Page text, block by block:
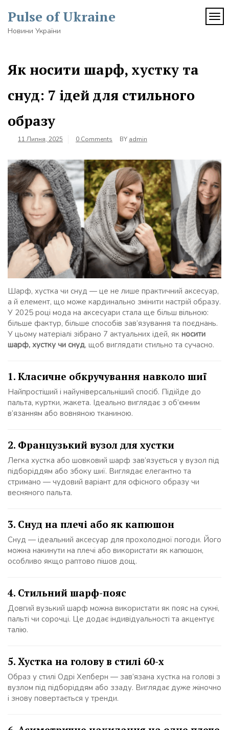
content
Pulse of Ukraine
Новини України
Як носити шарф, хустку та
снуд: 7 ідей для стильного
образу
11 Липня, 2025 0 Comments BY admin
Шарф, хустка чи снуд — це не лише практичний аксесуар,
а й елемент, що може кардинально змінити настрій образу.
У 2025 році мода на аксесуари стала ще більш вільною:
більше фактур, більше способів зав’язування та поєднань.
У цьому матеріалі зібрано 7 актуальних ідей, як носити
шарф, хустку чи снуд, щоб виглядати стильно та сучасно.
1. Класичне обкручування навколо шиї
Найпростіший і найуніверсальніший спосіб. Підійде до
пальта, куртки, жакета. Ідеально виглядає з об’ємним
в’язанням або вовняною тканиною.
2. Французький вузол для хустки
Легка хустка або шовковий шарф зав’язується у вузол під
підборіддям або збоку шиї. Виглядає елегантно та
стримано — чудовий варіант для офісного образу чи
весняного пальта.
3. Снуд на плечі або як капюшон
Снуд — ідеальний аксесуар для прохолодної погоди. Його
можна накинути на плечі або використати як капюшон,
особливо якщо раптово пішов дощ.
4. Стильний шарф-пояс
Довгий вузький шарф можна використати як пояс на сукні,
пальті чи сорочці. Це додає індивідуальності та акцентує
талію.
5. Хустка на голову в стилі 60-х
Образ у стилі Одрі Хепберн — зав’язана хустка на голові з
вузлом під підборіддям або ззаду. Виглядає дуже жіночно
і знову повертається у тренди.